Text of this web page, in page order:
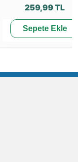
259,99 TL
Sepete Ekle